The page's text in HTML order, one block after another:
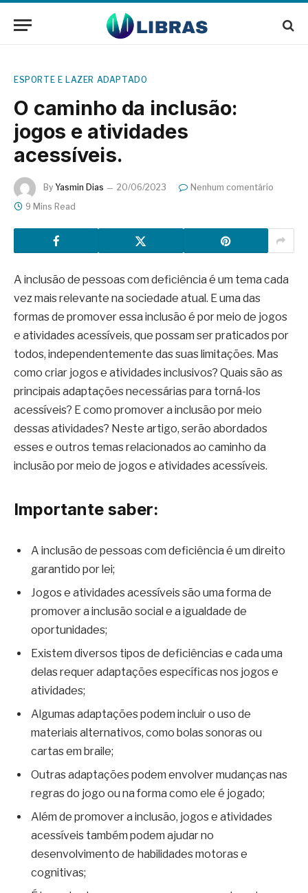
ESPORTE E LAZER ADAPTADO
O caminho da inclusão:
jogos e atividades
acessíveis.
By Yasmin Dias 20/06/2023
Nenhum comentário
9 Mins Read
A inclusão de pessoas com deficiência é um tema cada
vez mais relevante na sociedade atual. E uma das
formas de promover essa inclusão é por meio de jogos
e atividades acessíveis, que possam ser praticados por
todos, independentemente das suas limitações. Mas
como criar jogos e atividades inclusivos? Quais são as
principais adaptações necessárias para torná-los
acessíveis? E como promover a inclusão por meio
dessas atividades? Neste artigo, serão abordados
esses e outros temas relacionados ao caminho da
inclusão por meio de jogos e atividades acessíveis.
Importante saber:
A inclusão de pessoas com deficiência é um direito
garantido por lei;
Jogos e atividades acessíveis são uma forma de
promover a inclusão social e a igualdade de
oportunidades;
Existem diversos tipos de deficiências e cada uma
delas requer adaptações específicas nos jogos e
atividades;
Algumas adaptações podem incluir o uso de
materiais alternativos, como bolas sonoras ou
cartas em braile;
Outras adaptações podem envolver mudanças nas
regras do jogo ou na forma como ele é jogado;
Além de promover a inclusão, jogos e atividades
acessíveis também podem ajudar no
desenvolvimento de habilidades motoras e
cognitivas;